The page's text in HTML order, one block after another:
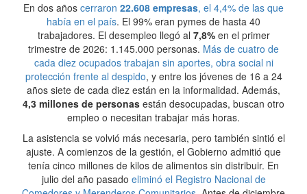
En dos años cerraron 22.608 empresas, el 4,4% de las que
había en el país. El 99% eran pymes de hasta 40
trabajadores. El desempleo llegó al 7,8%en el primer
trimestre de 2026: 1.145.000 personas. Más de cuatro de
cada diez ocupados trabajan sin aportes, obra social ni
protección frente al despido, y entre los jóvenes de 16 a 24
años siete de cada diez están en la informalidad. Además,
4,3 millones de personas están desocupadas, buscan otro
empleo o necesitan trabajar más horas.
La asistencia se volvió más necesaria, pero también sintió el
ajuste. A comienzos de la gestión, el Gobierno admitió que
tenía cinco millones de kilos de alimentos sin distribuir. En
julio del año pasado eliminó el Registro Nacional de